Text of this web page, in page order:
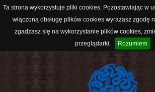
Ta strona wykorzystuje pliki cookies. Pozostawiając w
włączoną obsługę plików cookies wyrażasz zgodę
zgadzasz się na wykorzystanie plików cookies,
przeglądarki.
Rozumiem